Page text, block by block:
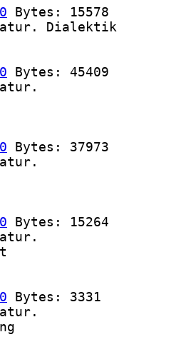
Bytes: 15578
Dialektik
Bytes: 45409
Bytes: 37973
Bytes: 15264
Bytes: 3331